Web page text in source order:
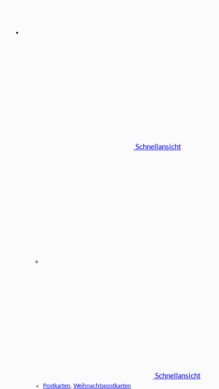
Schnellansicht
Schnellansicht
Postkarten Weihnachtspostkarten